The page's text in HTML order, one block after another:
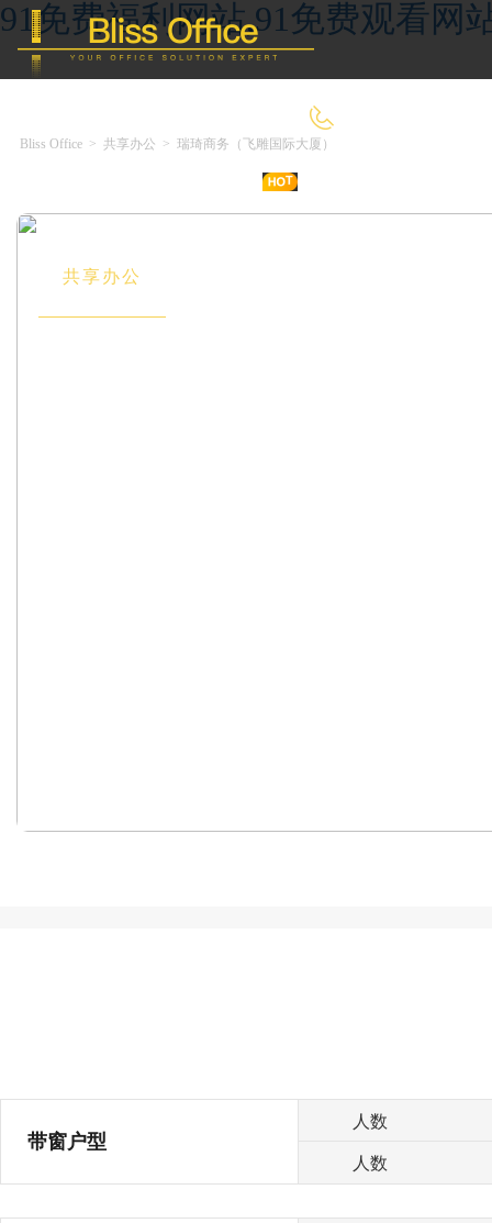
91免费福利网站,91免费观看网
共享办公
Bliss Office > 共享办公 > 瑞琦商务（飞雕国际大厦）
带窗户型
人数
人数